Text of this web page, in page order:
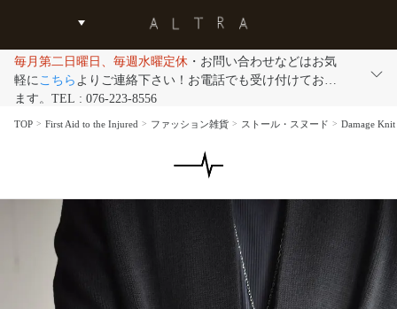
毎月第二日曜日、毎週水曜定休 ・お問い合わせなどはお気
軽にこちら よりご連絡下さい！お電話でも受け付けており
ます。TEL : 076-223-8556
TOP First Aid to the Injured ファッション雑貨 ストール・スヌード Damage